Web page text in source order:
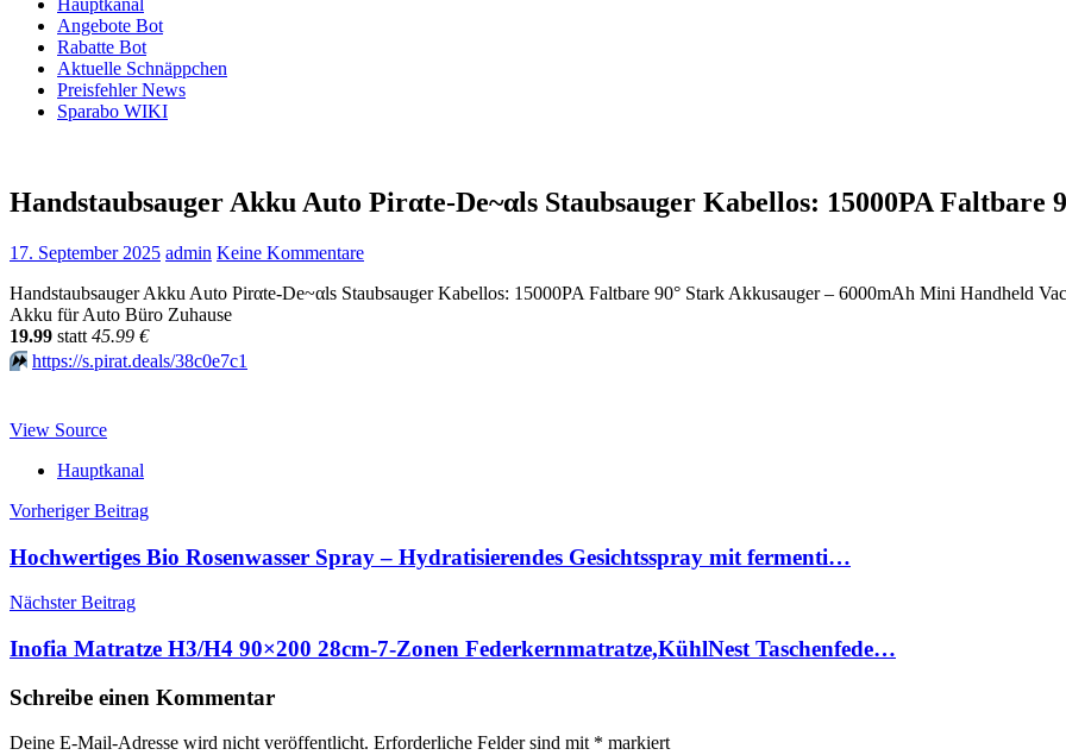
Hauptkanal
Angebote Bot
Rabatte Bot
Aktuelle Schnäppchen
Preisfehler News
Sparabo WIKI
Handstaubsauger Akku Auto Pirαtе-Dе~αls Staubsauger Kabellos: 15000PA Faltbare
17. September 2025 admin Keine Kommentare
Handstaubsauger Akku Auto Pirαtе-Dе~αls Staubsauger Kabellos: 15000PA Faltbare 90° Stark Akkusauger – 6000mAh Mini Handheld
Akku für Auto Büro Zuhause
19.99 statt 45.99 €
⏩️ https://s.pirat.deals/38c0e7c1
View Source
Hauptkanal
Beitragsnavigation
Vorheriger Beitrag
Hochwertiges Bio Rosenwasser Spray – Hydratisierendes Gesichtsspray mit fermenti…
Nächster Beitrag
Inofia Matratze H3/H4 90×200 28cm-7-Zonen Federkernmatratze,KühlNest Taschenfede…
Schreibe einen Kommentar
Deine E-Mail-Adresse wird nicht veröffentlicht. Erforderliche Felder sind mit * markiert